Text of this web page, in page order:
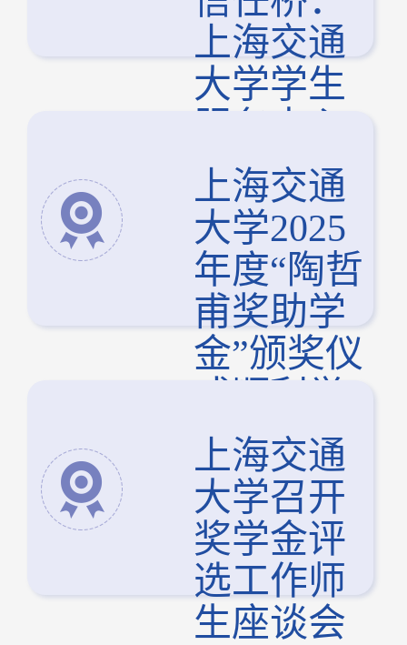
上海交通
大学学生
开展春日
主题团建
上海交通
大学2025
年度“陶哲
甫奖助学
金”颁奖仪
行
上海交通
大学召开
奖学金评
选工作师
生座谈会